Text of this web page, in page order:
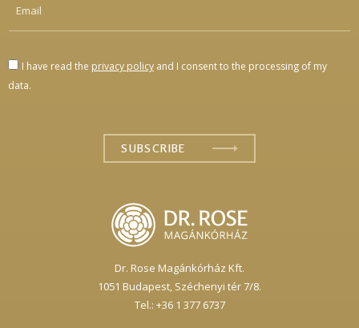
Dr. Rose Magánkórház Kft.
1051 Budapest,Széchenyi tér 7/8.
Tel.: +36 1 377 6737
I have read the privacy policy and I consent to the processing of my
data.